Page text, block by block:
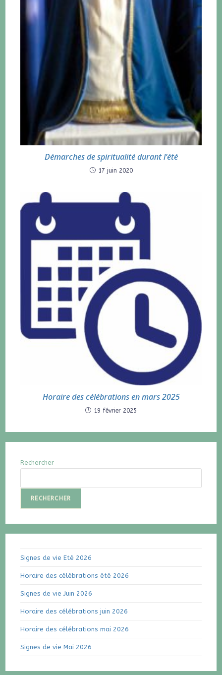
Démarches de spiritualité durant l’été
17 juin 2020
Horaire des célébrations en mars 2025
19 février 2025
Rechercher
RECHERCHER
Signes de vie Eté 2026
Horaire des célébrations été 2026
Signes de vie Juin 2026
Horaire des célébrations juin 2026
Horaire des célébrations mai 2026
Signes de vie Mai 2026